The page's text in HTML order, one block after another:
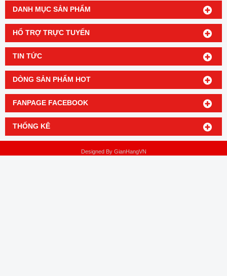
DANH MỤC SẢN PHẨM
HỔ TRỢ TRỰC TUYẾN
TIN TỨC
DÒNG SẢN PHẨM HOT
FANPAGE FACEBOOK
THỐNG KÊ
Designed By GianHangVN